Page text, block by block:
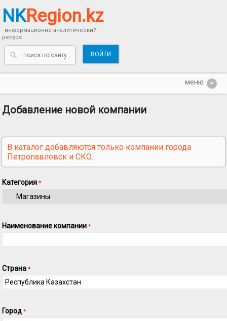
NKRegion.kz
информационно-аналитический
ресурс
ВОЙТИ
Добавление новой компании
В каталог добавляются только компании города
Петропавловск и СКО.
Категория*
Наименование компании*
Страна*
Город*